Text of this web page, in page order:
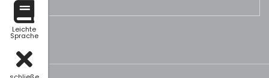
Leichte
Sprache